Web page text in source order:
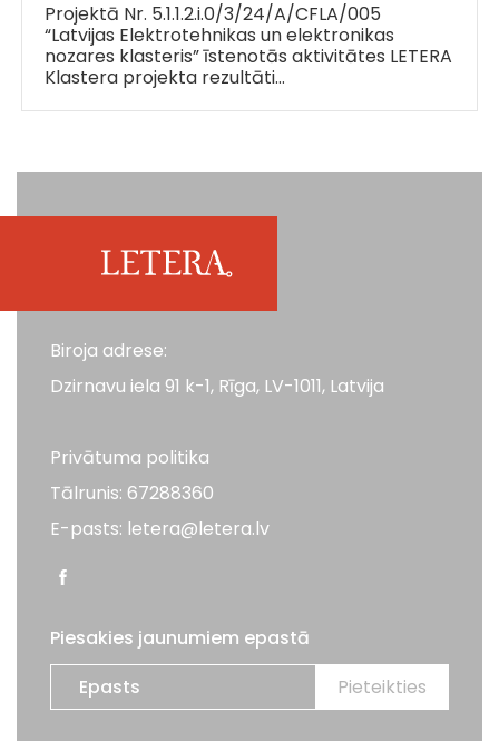
Projektā Nr. 5.1.1.2.i.0/3/24/A/CFLA/005
“Latvijas Elektrotehnikas un elektronikas
nozares klasteris” īstenotās aktivitātes LETERA
Klastera projekta rezultāti…
Biroja adrese:
Dzirnavu iela 91 k-1, Rīga, LV-1011, Latvija
Privātuma politika
Tālrunis: 67288360
E-pasts: letera@letera.lv
Piesakies jaunumiem epastā